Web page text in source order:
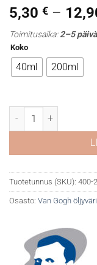
5,30 € –
Toimitusaika:2–5
Koko
40ml 200ml
Van Gogh öljyväri 270
Tuotetunnus (SKU): 400-
Osasto: Van Gogh öljyväri